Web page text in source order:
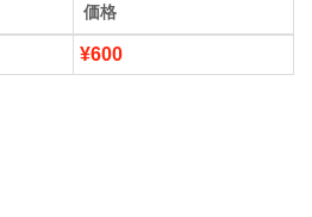
価格
¥600